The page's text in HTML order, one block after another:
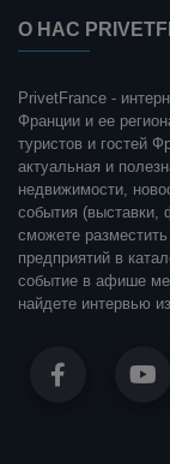
О НАС
PrivetFrance -
Франции и ее
туристов и гостей
актуальная и
недвижимости,
события (выставки,
сможете
предприятий в
событие в афише
найдете интервью